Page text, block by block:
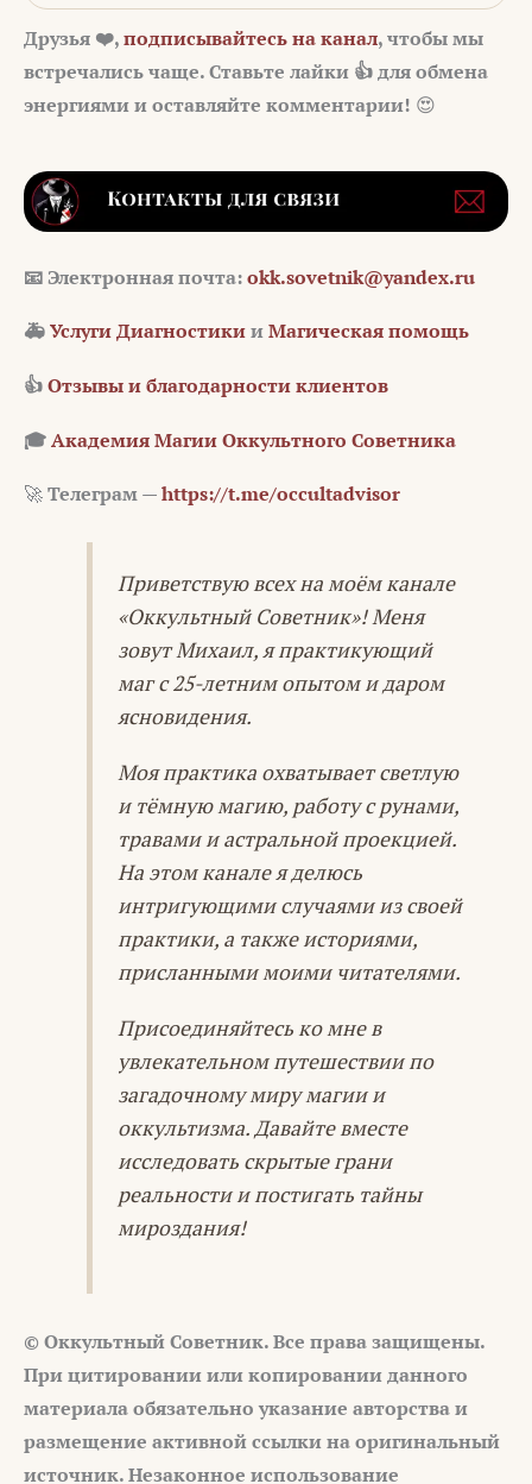
Друзья ❤️,подписывайтесь на канал, чтобы мы
встречались чаще. Ставьте лайки 👍 для обмена
энергиями и оставляйте комментарии! 😍
📧Электронная почта:okk.sovetnik@yandex.ru
🚑Услуги ДиагностикииМагическая помощь
👍Отзывы и благодарности клиентов
🎓Академия Магии Оккультного Советника
🚀Телеграм —https://t.me/occultadvisor
Приветствую всех на моём канале
«Оккультный Советник»! Меня
зовут Михаил, я практикующий
маг с 25-летним опытом и даром
ясновидения.
Моя практика охватывает светлую
и тёмную магию, работу с рунами,
травами и астральной проекцией.
На этом канале я делюсь
интригующими случаями из своей
практики, а также историями,
присланными моими читателями.
Присоединяйтесь ко мне в
увлекательном путешествии по
загадочному миру магии и
оккультизма. Давайте вместе
исследовать скрытые грани
реальности и постигать тайны
мироздания!
© Оккультный Советник. Все права защищены.
При цитировании или копировании данного
материала обязательно указание авторства и
размещение активной ссылки на оригинальный
источник. Незаконное использование